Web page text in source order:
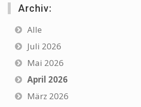
Archiv:
Alle
Juli 2026
Mai 2026
April 2026
März 2026